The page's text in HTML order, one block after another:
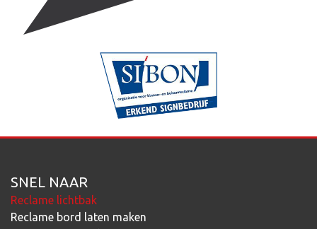
SNEL NAAR
Reclame lichtbak
Reclame bord laten maken